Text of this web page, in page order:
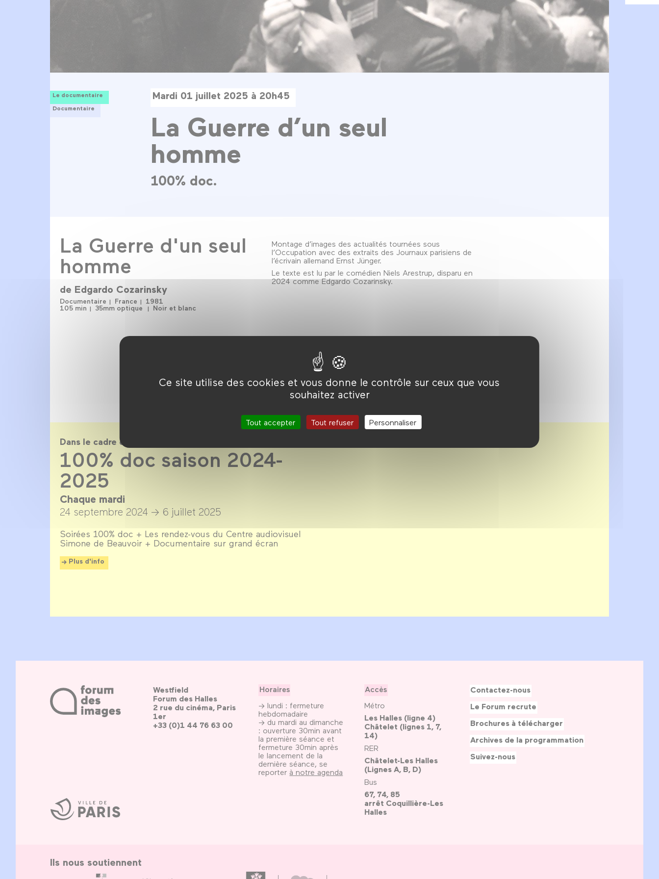
Ce site utilise des cookies et vous donne le contrôle sur ceux que vous
souhaitez activer
Tout accepter Tout refuser Personnaliser
Le documentaire
Documentaire
Mardi 01 juillet 2025 à 20h45
La Guerre d’un seul
homme
100% doc.
La Guerre d'un seul
homme
de Edgardo Cozarinsky
Documentaire France
1981
105 min
35mm optique Noir et blanc
Montage d’images des actualités tournées sous
l’Occupation avec des extraits des Journaux parisiens de
l’écrivain allemand Ernst Jünger.
Le texte est lu par le comédien Niels Arestrup, disparu en
2024 comme Edgardo Cozarinsky.
Dans le cadre de
100% doc saison 2024-
2025
Chaque mardi
24 septembre 2024 → 6 juillet 2025
Soirées 100% doc + Les rendez-vous du Centre audiovisuel
Simone de Beauvoir + Documentaire sur grand écran
Plus d'info
Ville
de
Paris
Westfield
Forum des Halles
2 rue du cinéma, Paris
1er
+33 (0)1 44 76 63 00
Horaires
→ lundi : fermeture
hebdomadaire
→ du mardi au dimanche
: ouverture 30min avant
la première séance et
fermeture 30min après
le lancement de la
dernière séance, se
reporter à notre agenda
Accès
Métro
Les Halles (ligne 4)
Châtelet (lignes 1, 7,
14)
RER
Châtelet-Les Halles
(Lignes A, B, D)
Bus
67, 74, 85
arrêt Coquillière-Les
Halles
Contactez-nous
Le Forum recrute
Brochures à télécharger
Archives de la programmation
Suivez-nous
Ils nous soutiennent